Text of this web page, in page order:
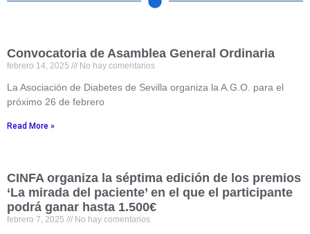
Convocatoria de Asamblea General Ordinaria
febrero 14, 2025 No hay comentarios
La Asociación de Diabetes de Sevilla organiza la A.G.O. para el
próximo 26 de febrero
Read More »
CINFA organiza la séptima edición de los premios
‘La mirada del paciente’ en el que el participante
podrá ganar hasta 1.500€
febrero 7, 2025 No hay comentarios